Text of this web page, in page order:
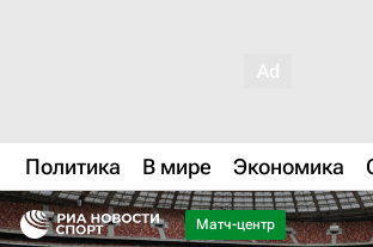
Политика В мире Экономика
Матч-центр